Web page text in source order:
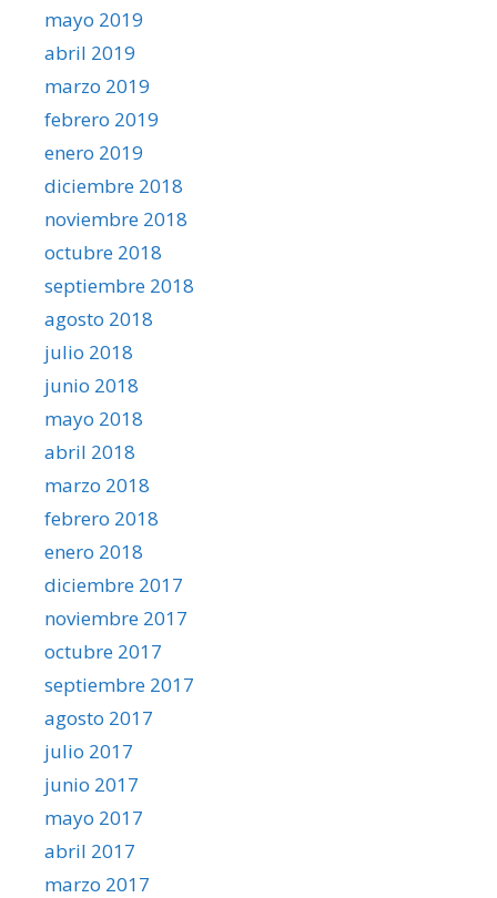
mayo 2019
abril 2019
marzo 2019
febrero 2019
enero 2019
diciembre 2018
noviembre 2018
octubre 2018
septiembre 2018
agosto 2018
julio 2018
junio 2018
mayo 2018
abril 2018
marzo 2018
febrero 2018
enero 2018
diciembre 2017
noviembre 2017
octubre 2017
septiembre 2017
agosto 2017
julio 2017
junio 2017
mayo 2017
abril 2017
marzo 2017